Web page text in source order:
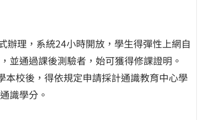
辦理，系統24小時開放，學生得彈性上網自
並通過課後測驗者，始可獲得修課證明。
校後，得依規定申請採計通識教育中心學
識學分。